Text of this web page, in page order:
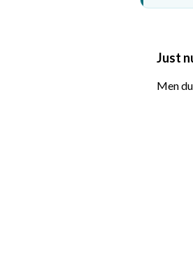
Just
Men